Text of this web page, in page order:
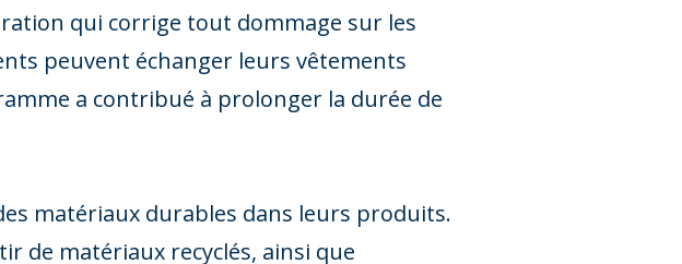
qui corrige tout dommage sur les
peuvent échanger leurs vêtements
a contribué à prolonger la durée de
matériaux durables dans leurs produits.
de matériaux recyclés, ainsi que